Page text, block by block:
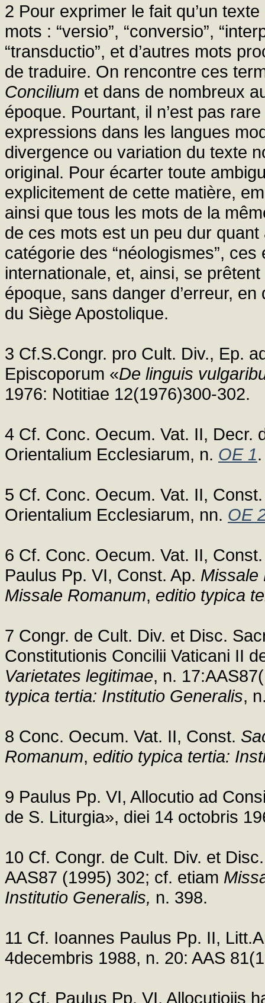
2 Pour exprimer le fait qu’un
mots : “versio”, “conversio”,
“transductio”, et d’autres mots
de traduire. On rencontre ces
Concilium et dans de nombreux
époque. Pourtant, il n’est pas
expressions dans les langues
divergence ou variation du texte
original. Pour écarter toute
explicitement de cette matière,
ainsi que tous les mots de la
de ces mots est un peu dur
catégorie des “néologismes”,
internationale, et, ainsi, se
époque, sans danger d’erreur,
du Siège Apostolique.
3 Cf.S.Congr. pro Cult. Div., Ep.
Episcoporum «De linguis
1976: Notitiae 12(1976)300-302.
4 Cf. Conc. Oecum. Vat. II, Decr.
Orientalium Ecclesiarum, n. OE 1.
5 Cf. Conc. Oecum. Vat. II,
Orientalium Ecclesiarum, nn. OE
6 Cf. Conc. Oecum. Vat. II,
Paulus Pp. VI, Const. Ap. Missale
Missale Romanum, editio typica
7 Congr. de Cult. Div. et Disc.
Constitutionis Concilii Vaticani II
Varietates legitimae, n.
typica tertia: Institutio Generalis,
8 Conc. Oecum. Vat. II, Const.
Romanum, editio typica tertia:
9 Paulus Pp. VI, Allocutio ad
de S. Liturgia», diei 14 octobris
10 Cf. Congr. de Cult. Div. et
AAS87 (1995) 302; cf. etiam
Institutio Generalis, n. 398.
11 Cf. Ioannes Paulus Pp. II,
4decembris 1988, n. 20: AAS
12 Cf. Paulus Pp. VI, Allocutioiis